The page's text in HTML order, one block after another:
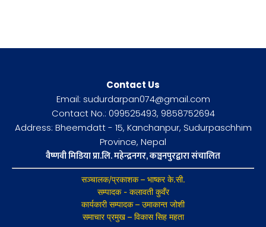
Contact Us
Email: sudurdarpan074@gmail.com
Contact No.: 099525493, 9858752694
Address: Bheemdatt - 15, Kanchanpur, Sudurpaschhim
Province, Nepal
वैष्णवी मिडिया प्रा.लि. महेन्द्रनगर, कञ्चनपुरद्वारा संचालित
सञ्चालक/प्रकाशक – भाष्कर के.सी.
सम्पादक - कलावती कुवँर
कार्यकारी सम्पादक – उमाकान्त जोशी
समाचार प्रमुख – विकास सिह महता